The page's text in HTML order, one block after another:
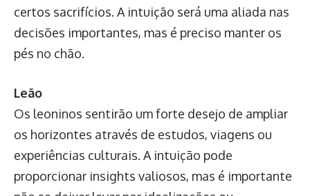
certos sacrifícios. A intuição será uma aliada nas
decisões importantes, mas é preciso manter os
pés no chão.
Leão
Os leoninos sentirão um forte desejo de ampliar
os horizontes através de estudos, viagens ou
experiências culturais. A intuição pode
proporcionar insights valiosos, mas é importante